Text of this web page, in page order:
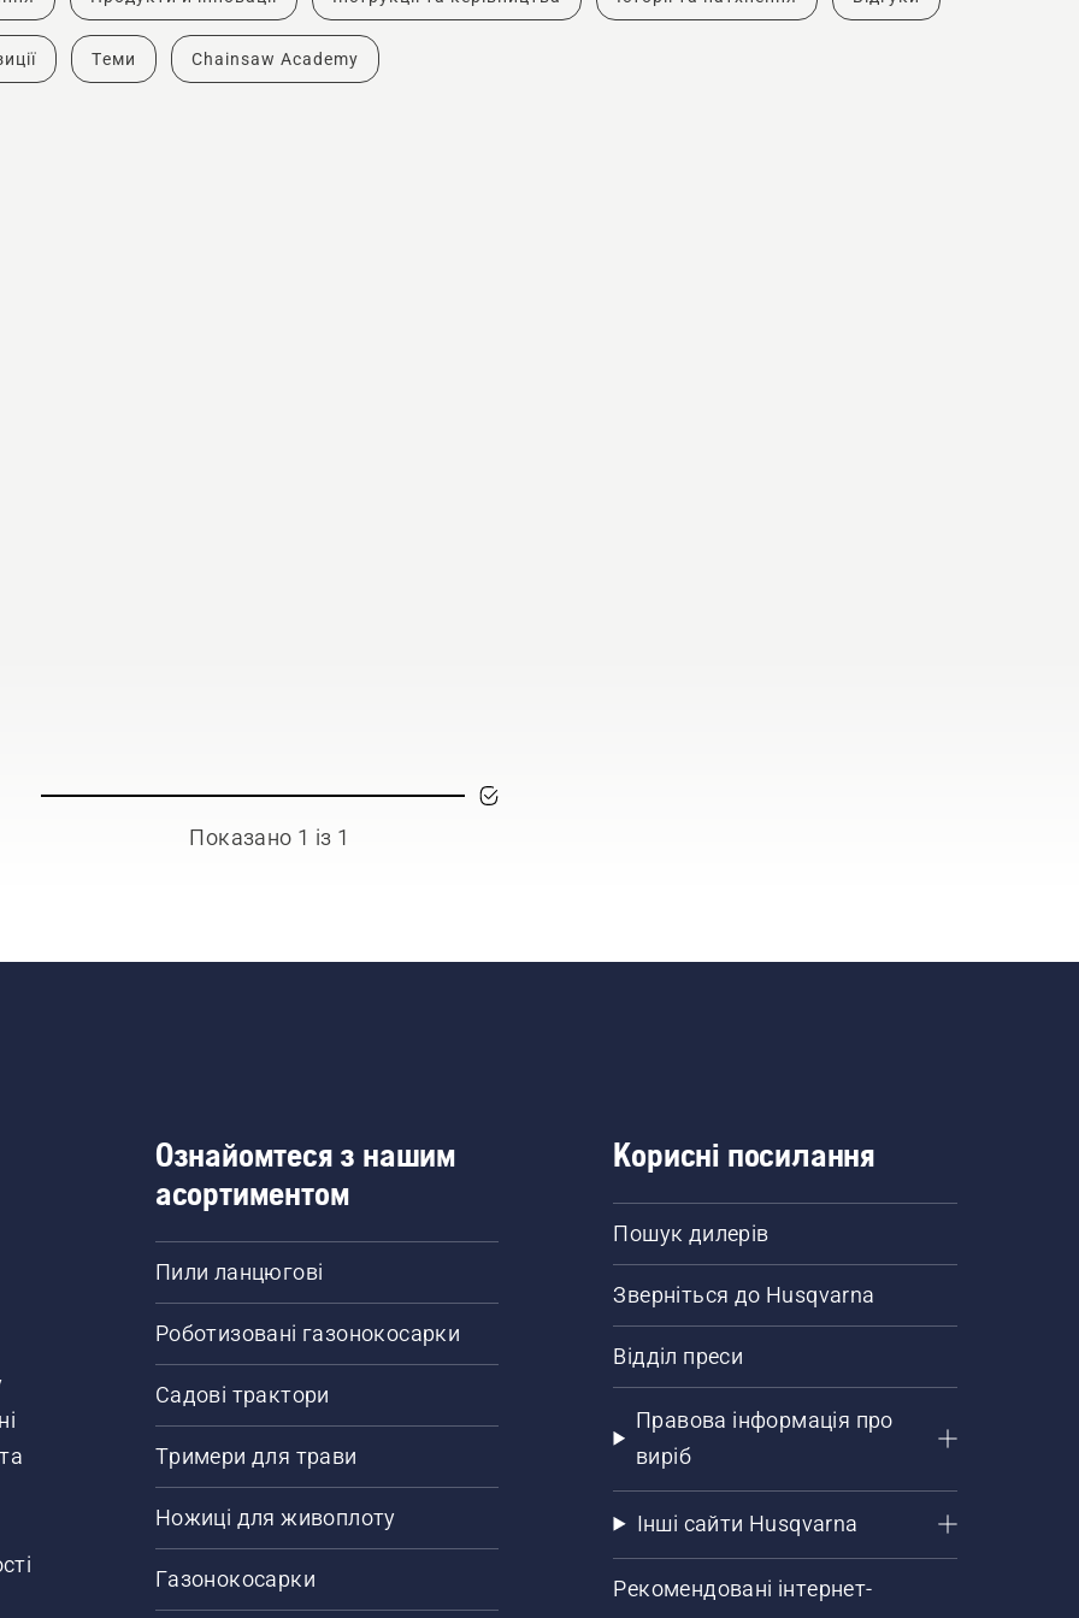
Теми Chainsaw Academy
Показано 1 із 1
Ознайомтеся з нашим
асортиментом
Пили ланцюгові
Роботизовані газонокосарки
Садові трактори
Тримери для трави
Ножиці для живоплоту
Газонокосарки
Корисні посилання
Пошук дилерів
Зверніться до Husqvarna
Відділ преси
Правова інформація про
виріб
Інші сайти Husqvarna
Рекомендовані інтернет-